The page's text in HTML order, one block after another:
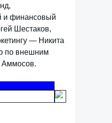
и финансовый
Шестаков,
— Никита
по внешним